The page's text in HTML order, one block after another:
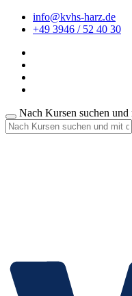
info@kvhs-harz.de
+49 3946 / 52 40 30
Nach Kursen suchen und